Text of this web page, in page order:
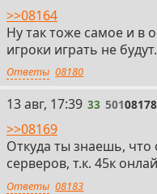
>>08164
Ну так тоже самое и в
игроки играть не будут.
Ответы 08180
33
13 авг, 17:39 33 50108178
>>08169
Откуда ты знаешь, что
серверов, т.к. 45к
Ответы 08183